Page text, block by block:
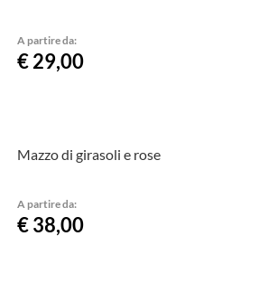
A partire da:
€ 29,00
Mazzo di girasoli e rose
A partire da:
€ 38,00